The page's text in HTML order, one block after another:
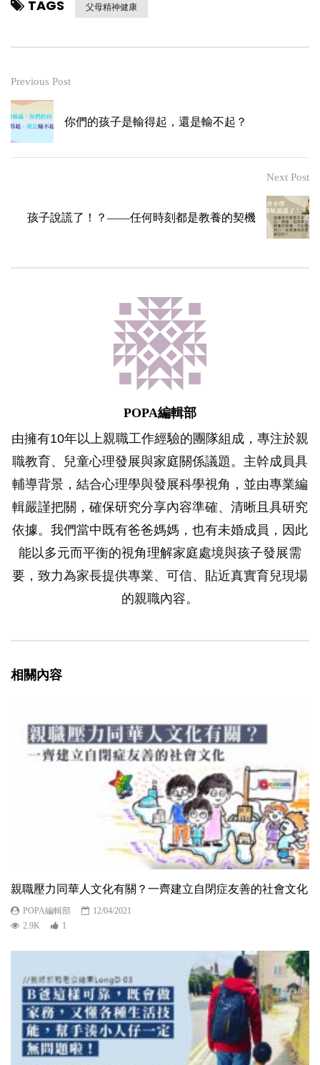
TAGS 父母精神健康
Previous Post
你們的孩子是輸得起，還是輸不起？
Next Post
孩子說謊了！？——任何時刻都是教養的契機
POPA編輯部
由擁有10年以上親職工作經驗的團隊組成，專注於親
職教育、兒童心理發展與家庭關係議題。主幹成員具
輔導背景，結合心理學與發展科學視角，並由專業編
輯嚴謹把關，確保研究分享內容準確、清晰且具研究
依據。我們當中既有爸爸媽媽，也有未婚成員，因此
能以多元而平衡的視角理解家庭處境與孩子發展需
要，致力為家長提供專業、可信、貼近真實育兒現場
的親職內容。
相關內容
親職壓力同華人文化有關？一齊建立自閉症友善的社會文化
POPA編輯部
12/04/2021
2.9K
1